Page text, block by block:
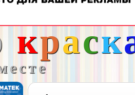
краск